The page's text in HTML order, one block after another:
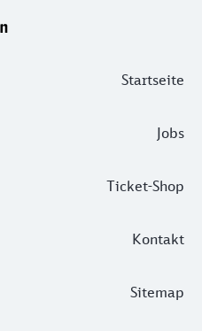
Startseite
Jobs
Ticket-Shop
Kontakt
Sitemap